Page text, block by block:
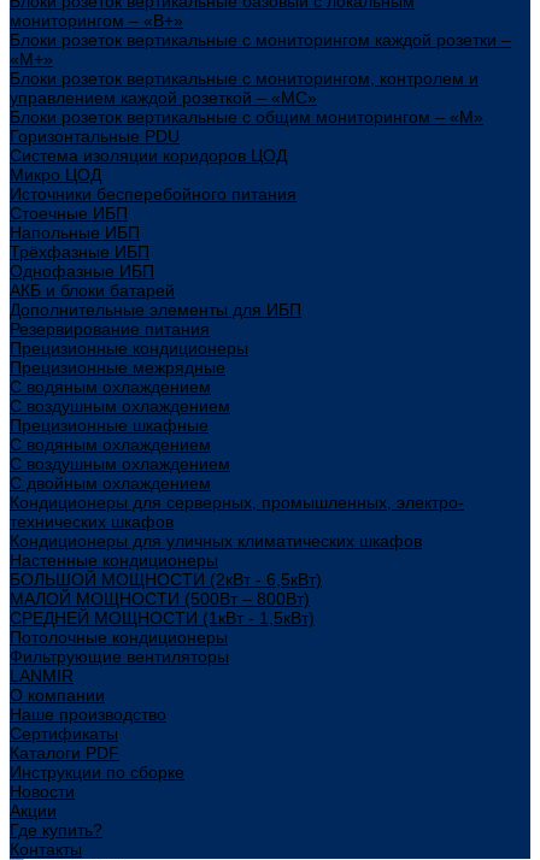
мониторингом – «В+»
Блоки розеток вертикальные с мониторингом каждой розетки –
«М+»
Блоки розеток вертикальные с мониторингом, контролем и
управлением каждой розеткой – «МС»
Блоки розеток вертикальные с общим мониторингом – «М»
Горизонтальные PDU
Система изоляции коридоров ЦОД
Микро ЦОД
Источники бесперебойного питания
Стоечные ИБП
Напольные ИБП
Трёхфазные ИБП
Однофазные ИБП
АКБ и блоки батарей
Дополнительные элементы для ИБП
Резервирование питания
Прецизионные кондиционеры
Прецизионные межрядные
С водяным охлаждением
С воздушным охлаждением
Прецизионные шкафные
С водяным охлаждением
С воздушным охлаждением
С двойным охлаждением
Кондиционеры для серверных, промышленных, электро-
технических шкафов
Кондиционеры для уличных климатических шкафов
Настенные кондиционеры
БОЛЬШОЙ МОЩНОСТИ (2кВт - 6,5кВт)
МАЛОЙ МОЩНОСТИ (500Вт – 800Вт)
СРЕДНЕЙ МОЩНОСТИ (1кВт - 1,5кВт)
Потолочные кондиционеры
Фильтрующие вентиляторы
LANMIR
О компании
Наше производство
Сертификаты
Каталоги PDF
Инструкции по сборке
Новости
Акции
Где купить?
Контакты